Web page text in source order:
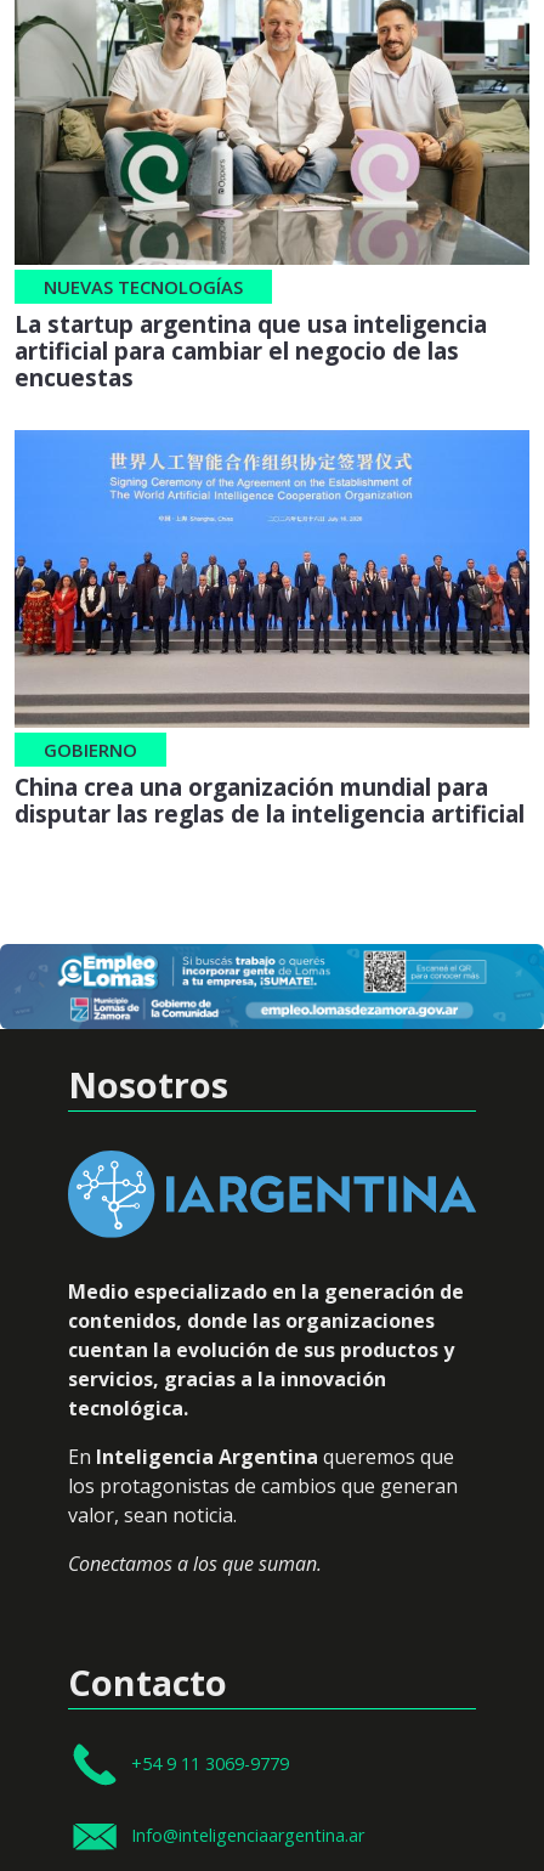
NUEVAS TECNOLOGÍAS
La startup argentina que usa inteligencia
artificial para cambiar el negocio de las
encuestas
GOBIERNO
China crea una organización mundial para
disputar las reglas de la inteligencia artificial
Nosotros
Medio especializado en la generación de
contenidos, donde las organizaciones
cuentan la evolución de sus productos y
servicios, gracias a la innovación
tecnológica.
En Inteligencia Argentina queremos que
los protagonistas de cambios que generan
valor, sean noticia.
Conectamos a los que suman.
Contacto
+54 9 11 3069-9779
Info@inteligenciaargentina.ar